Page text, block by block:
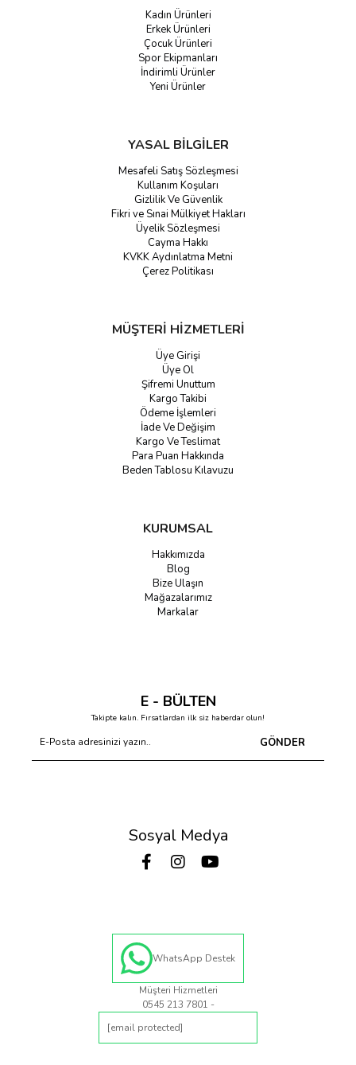
Kadın Ürünleri
Erkek Ürünleri
Çocuk Ürünleri
Spor Ekipmanları
İndirimli Ürünler
Yeni Ürünler
YASAL BİLGİLER
Mesafeli Satış Sözleşmesi
Kullanım Koşuları
Gizlilik Ve Güvenlik
Fikri ve Sınai Mülkiyet Hakları
Üyelik Sözleşmesi
Cayma Hakkı
KVKK Aydınlatma Metni
Çerez Politikası
MÜŞTERİ HİZMETLERİ
Üye Girişi
Üye Ol
Şifremi Unuttum
Kargo Takibi
Ödeme İşlemleri
İade Ve Değişim
Kargo Ve Teslimat
Para Puan Hakkında
Beden Tablosu Kılavuzu
KURUMSAL
Hakkımızda
Blog
Bize Ulaşın
Mağazalarımız
Markalar
E - BÜLTEN
Takipte kalın. Fırsatlardan ilk siz haberdar olun!
GÖNDER
Sosyal Medya
WhatsApp Destek
Müşteri Hizmetleri
0545 213 7801 -
[email protected]